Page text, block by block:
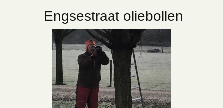
Engsestraat oliebollen